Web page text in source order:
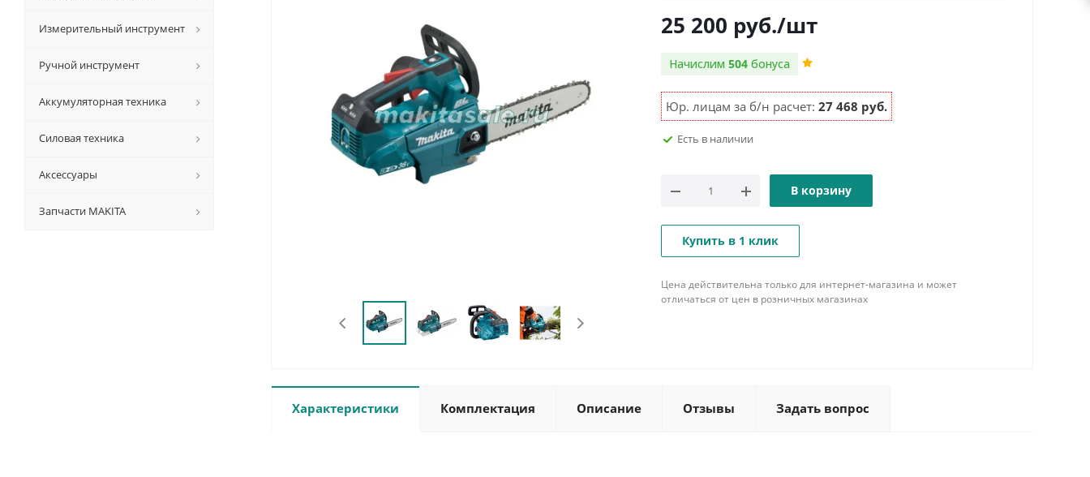
25 200 руб./шт
Начислим 504 бонуса
Юр. лицам за б/н расчет: 27 468 руб.
Есть в наличии
В корзину
Купить в 1 клик
Цена действительна только для интернет-магазина и может
отличаться от цен в розничных магазинах
Характеристики Комплектация Описание Отзывы Задать вопрос
Измерительный инструмент
Ручной инструмент
Аккумуляторная техника
Силовая техника
Аксессуары
Запчасти MAKITA